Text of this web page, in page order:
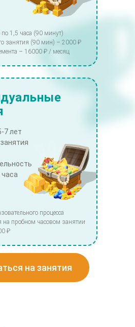
7 лет
часа
1,5 часа (90 минут)
занятия (90 мин) – 2000 ₽
– 16000 ₽ / месяц
процесса
на пробном часовом занятии
₽
на занятия